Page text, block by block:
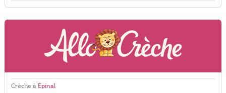
Crèche à Épinal